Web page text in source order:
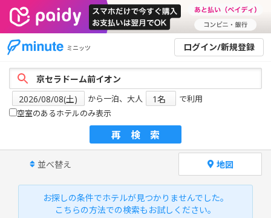
ミニッツ ログイン/新規登録
から一泊、大人
で利用
空室のあるホテルのみ表示
再検索
並べ替え 地図
お探しの条件でホテルが見つかりませんでした。
こちらの方法での検索もお試しください。